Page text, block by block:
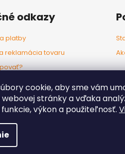
cookie, aby sme vám
stránky a vďaka
funkcie, výkon a použiteľnosť.
odkazy
platby
reklamácia tovaru
značiek